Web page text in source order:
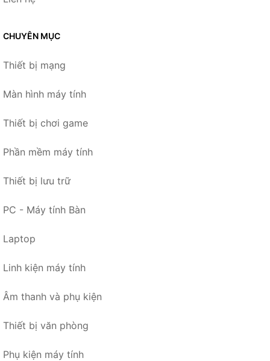
CHUYÊN MỤC
Thiết bị mạng
Màn hình máy tính
Thiết bị chơi game
Phần mềm máy tính
Thiết bị lưu trữ
PC - Máy tính Bàn
Laptop
Linh kiện máy tính
Âm thanh và phụ kiện
Thiết bị văn phòng
Phụ kiện máy tính